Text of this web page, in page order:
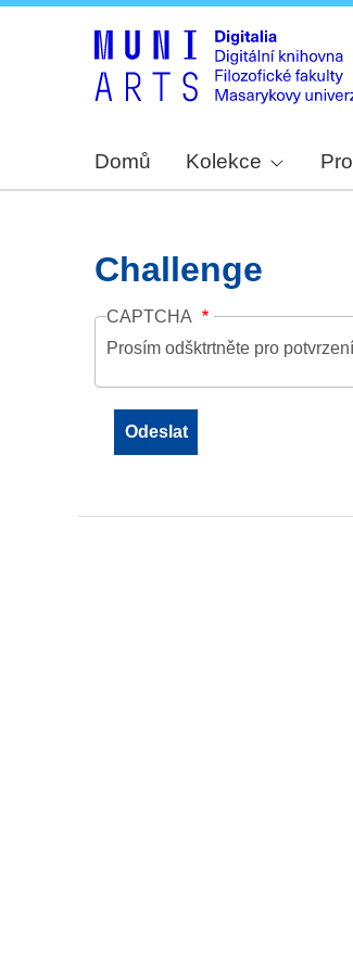
Domů Kolekce
Challenge
CAPTCHA
Prosím odšktrtněte pro